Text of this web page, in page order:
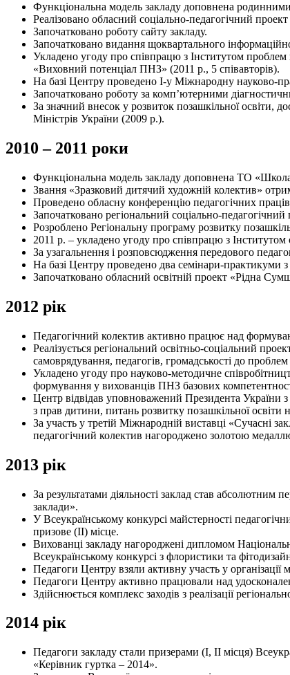
Функціональна модель закладу доповнена
Реалізовано обласний соціально-педагогічний
Започатковано роботу сайту закладу.
Започатковано видання щоквартального
Укладено угоду про співпрацю з Інститутом
«Виховний потенціал ПНЗ» (2011 р., 5 співавторів).
На базі Центру проведено І-у Міжнародну науково-
Започатковано роботу за комп’ютерними
За значний внесок у розвиток позашкільної освіти,
Міністрів України (2009 р.).
2010 – 2011 роки
Функціональна модель закладу доповнена ТО
Звання «Зразковий дитячий художній колектив»
Проведено обласну конференцію педагогічних
Започатковано регіональний соціально-
Розроблено Регіональну програму розвитку
2011 р. – укладено угоду про співпрацю з
За узагальнення і розповсюдження передового
На базі Центру проведено два семінари-практикуми
Започатковано обласний освітній проект «Рідна
2012 рік
Педагогічний колектив активно працює над
Реалізується регіональний освітньо-соціальний
самоврядування, педагогів, громадськості до
Укладено угоду про науково-методичне
формування у вихованців ПНЗ базових
Центр відвідав уповноважений Президента
з прав дитини, питань розвитку позашкільної освіти
За участь у третій Міжнародній виставці «Сучасні
педагогічний колектив нагороджено золотою
2013 рік
За результатами діяльності заклад став абсолютним
заклади».
У Всеукраїнському конкурсі майстерності
призове (ІІ) місце.
Вихованці закладу нагороджені дипломом
Всеукраїнському конкурсі з флористики та
Педагоги Центру взяли активну участь у
Педагоги Центру активно працювали над
Здійснюється комплекс заходів з реалізації
2014 рік
Педагоги закладу стали призерами (І, ІІ місця)
«Керівник гуртка – 2014».